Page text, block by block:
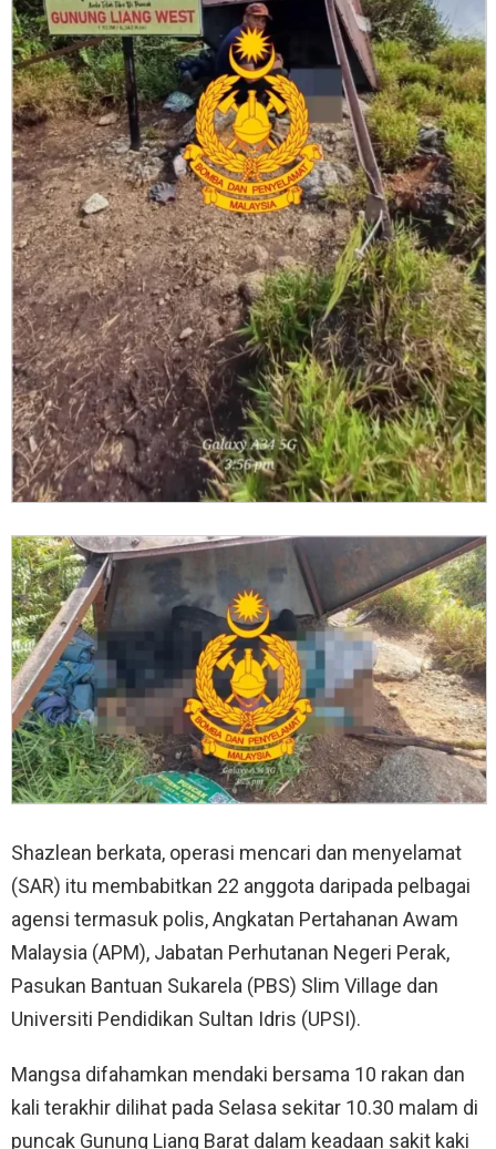
Shazlean berkata, operasi mencari dan menyelamat
(SAR) itu membabitkan 22 anggota daripada pelbagai
agensi termasuk polis, Angkatan Pertahanan Awam
Malaysia (APM), Jabatan Perhutanan Negeri Perak,
Pasukan Bantuan Sukarela (PBS) Slim Village dan
Universiti Pendidikan Sultan Idris (UPSI).
Mangsa difahamkan mendaki bersama 10 rakan dan
kali terakhir dilihat pada Selasa sekitar 10.30 malam di
puncak Gunung Liang Barat dalam keadaan sakit kaki